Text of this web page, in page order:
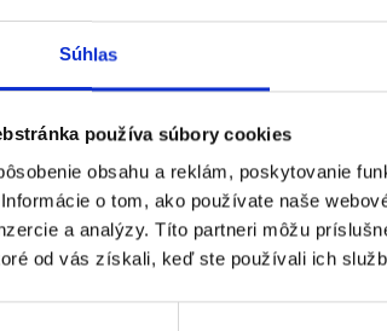
Súhlas
používa súbory cookies
obsahu a reklám, poskytovanie
o tom, ako používate naše
a analýzy. Títo partneri môžu
od vás získali, keď ste používali ich